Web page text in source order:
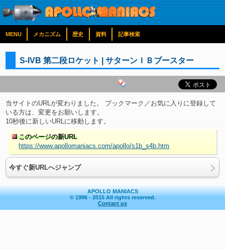
MENU メカニズム 歴史 資料 記事検索
S-IVB 第二段ロケット | サターンＩＢブースター
当サイトのURLが変わりました。 ブックマーク／お気に入りに登録して
いる方は、変更をお願いします。
10秒後に新しいURLに移動します。
このページの新URL
https://www.apollomaniacs.com/apollo/s1b_s4b.htm
今すぐ新URLへジャンプ
APOLLO MANIACS
© 1996 - 2015 All rights reserved.
Contact us